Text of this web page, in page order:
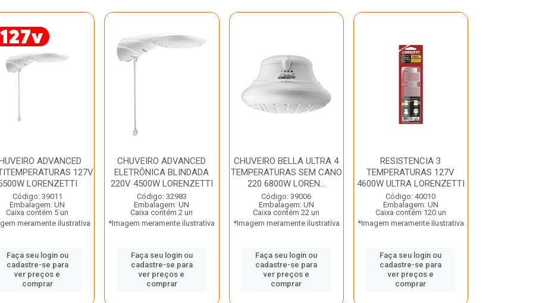
ADVANCED
127V
LORENZETTI
Código: 39011
Embalagem: UN
Caixa contém 5 un
meramente ilustrativa
Faça seu login ou
cadastre-se para
ver preços e
comprar
CHUVEIRO ADVANCED
ELETRÔNICA BLINDADA
220V 4500W LORENZETTI
Código: 32983
Embalagem: UN
Caixa contém 2 un
*Imagem meramente ilustrativa
Faça seu login ou
cadastre-se para
ver preços e
comprar
CHUVEIRO BELLA ULTRA 4
TEMPERATURAS SEM CANO
220 6800W LOREN...
Código: 39006
Embalagem: UN
Caixa contém 22 un
*Imagem meramente ilustrativa
Faça seu login ou
cadastre-se para
ver preços e
comprar
RESISTENCIA 3
TEMPERATURAS 127V
4600W ULTRA LORENZETTI
Código: 40010
Embalagem: UN
Caixa contém 120 un
*Imagem meramente ilustrativa
Faça seu login ou
cadastre-se para
ver preços e
comprar